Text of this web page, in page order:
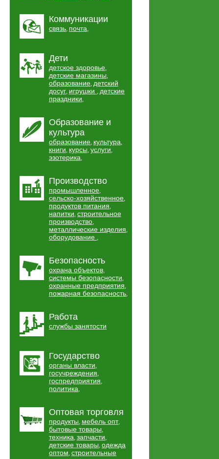
Коммуникации
связь, почта,
Дети
детское здоровье,
детские магазины,
образование, детский
досуг, игрушки , детские
праздники,
Образование и
культура
образование, культура,
книги, курсы, услуги,
эзотерика,
Производство
промышленное,
сельско-хозяйственное,
продуктов питания,
напитки, строительное
производство,
металлические изделия,
оборудование ,
Безопасность
охрана объектов,
системы безопасности,
охранные предприятия,
пожарная безопасность,
Работа
службы занятости
Государство
органы власти,
госучреждения,
госпредприятия,
политика,
Оптовая торговля
продукты, мебель опт,
бытовые товары,
техника, запчасти,
детские товары, одежда
оптом, строительные